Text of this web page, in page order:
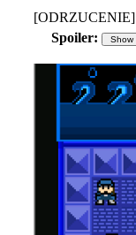
[ODRZUCENIE]
Spoiler: